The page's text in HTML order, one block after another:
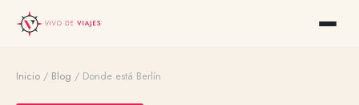
Inicio / Blog / Donde está Berlín